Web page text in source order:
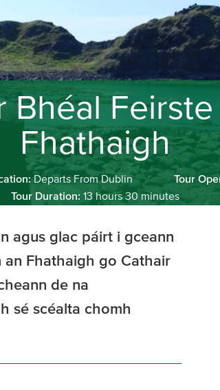
Bhéal
Fhathaigh
Departs From Dublin Tour
Tour Duration: 13 hours 30 minutes
agus glac páirt i gceann
an Fhathaigh go Cathair
de na
sé scéalta chomh